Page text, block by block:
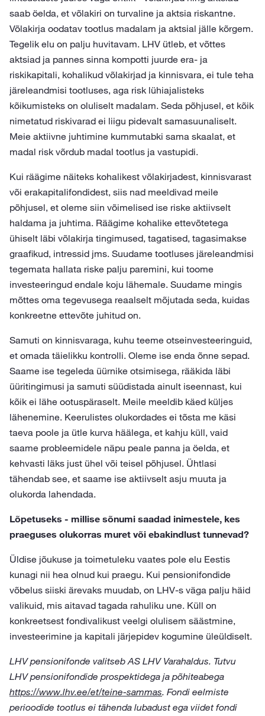
saab öelda, et võlakiri on turvaline ja aktsia riskantne.
Võlakirja oodatav tootlus madalam ja aktsial jälle kõrgem.
Tegelik elu on palju huvitavam. LHV ütleb, et võttes
aktsiad ja pannes sinna kompotti juurde era- ja
riskikapitali, kohalikud võlakirjad ja kinnisvara, ei tule teha
järeleandmisi tootluses, aga risk lühiajalisteks
kõikumisteks on oluliselt madalam. Seda põhjusel, et kõik
nimetatud riskivarad ei liigu pidevalt samasuunaliselt.
Meie aktiivne juhtimine kummutabki sama skaalat, et
madal risk võrdub madal tootlus ja vastupidi.
Kui räägime näiteks kohalikest võlakirjadest, kinnisvarast
või erakapitalifondidest, siis nad meeldivad meile
põhjusel, et oleme siin võimelised ise riske aktiivselt
haldama ja juhtima. Räägime kohalike ettevõtetega
ühiselt läbi võlakirja tingimused, tagatised, tagasimakse
graafikud, intressid jms. Suudame tootluses järeleandmisi
tegemata hallata riske palju paremini, kui toome
investeeringud endale koju lähemale. Suudame mingis
mõttes oma tegevusega reaalselt mõjutada seda, kuidas
konkreetne ettevõte juhitud on.
Samuti on kinnisvaraga, kuhu teeme otseinvesteeringuid,
et omada täielikku kontrolli. Oleme ise enda õnne sepad.
Saame ise tegeleda üürnike otsimisega, rääkida läbi
üüritingimusi ja samuti süüdistada ainult iseennast, kui
kõik ei lähe ootuspäraselt. Meile meeldib käed küljes
lähenemine. Keerulistes olukordades ei tõsta me käsi
taeva poole ja ütle kurva häälega, et kahju küll, vaid
saame probleemidele näpu peale panna ja öelda, et
kehvasti läks just ühel või teisel põhjusel. Ühtlasi
tähendab see, et saame ise aktiivselt asju muuta ja
olukorda lahendada.
Lõpetuseks - millise sõnumi saadad inimestele, kes
praeguses olukorras muret või ebakindlust tunnevad?
Üldise jõukuse ja toimetuleku vaates pole elu Eestis
kunagi nii hea olnud kui praegu. Kui pensionifondide
võbelus siiski ärevaks muudab, on LHV-s väga palju häid
valikuid, mis aitavad tagada rahuliku une. Küll on
konkreetsest fondivalikust veelgi olulisem säästmine,
investeerimine ja kapitali järjepidev kogumine üleüldiselt.
LHV pensionifonde valitseb AS LHV Varahaldus. Tutvu
LHV pensionifondide prospektidega ja põhiteabega
https://www.lhv.ee/et/teine-sammas. Fondi eelmiste
perioodide tootlus ei tähenda lubadust ega viidet fondi